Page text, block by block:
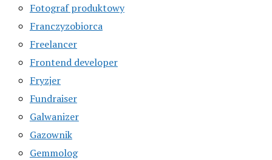
Fotograf produktowy
Franczyzobiorca
Freelancer
Frontend developer
Fryzjer
Fundraiser
Galwanizer
Gazownik
Gemmolog